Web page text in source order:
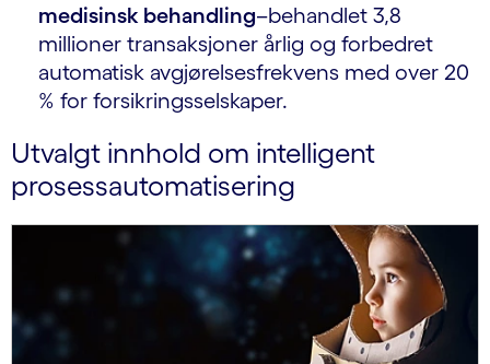
medisinsk behandling–behandlet 3,8
millioner transaksjoner årlig og forbedret
automatisk avgjørelsesfrekvens med over 20
% for forsikringsselskaper.
Utvalgt innhold om intelligent
prosessautomatisering